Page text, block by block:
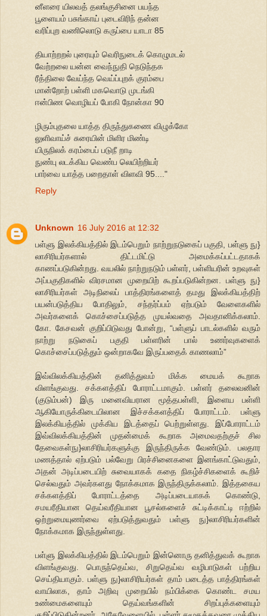
னீளரை யிலவத் தலங்குசினை பயந்த
பூளையம் பசுங்காய் புடைவிரிந் தன்ன
வரிப்புற வணிலொடு கருப்பை யாடா 85
தியாற்றறல் புரையும் வெரிநுடைக் கொழுமடல்
வேற்றலை யன்ன வைந்நுதி நெடுந்தக
ரீத்திலை வேய்ந்த வெய்ப்புறக் குரம்பை
மான்றோற் பள்ளி மகவொடு முடங்கி
ஈன்பிண வொழியப் போகி நோன்கா 90
ழிரும்புதலை யாத்த திருந்துகணை விழுக்கோ
லுளிவாய்ச் சுரையின் மிளிர மிண்டி
யிருநிலக் கரம்பைப் படுநீ றாடி
நுண்பு லடக்கிய வெண்ப லெயிற்றியர்
பார்வை யாத்த பறைதாள் விளவி 95...."
Reply
Unknown 16 July 2016 at 12:32
பள்ளு இலக்கியத்தில் இடம்பெறும் நாற்றுநடுகைப் பகுதி, பள்ளு நு}
லாசிரியர்களால் திட்டமிட்டு அமைக்கப்பட்டதாகக்
காணப்படுகின்றது. வயலில் நாற்றுநடும் பள்ளர், பள்ளியரின் உறவுகள்
அப்பகுதிகளில் விரசமான முறையிற் கூறப்படுகின்றன. பள்ளு நு}
லாசிரியர்கள் அடிநிலைப் பாத்திரங்களைத் தமது இலக்கியத்திற்
பயன்படுத்திய போதிலும், சந்தர்ப்பம் ஏற்படும் வேளைகளில்
அவர்களைக் கொச்சைப்படுத்த முயல்வதை அவதானிக்கலாம்.
கோ. கேசவன் குறிப்பிடுவது போன்று, “பள்ளுப் பாடல்களில் வரும்
நாற்று நடுகைப் பகுதி பள்ளரின் பால் உணர்வுகளைக்
கொச்சைப்படுத்தும் ஒன்றாகவே இருப்பதைக் காணலாம்”
இவ்விலக்கியத்தின் தனித்துவம் மிக்க மையக் கூறாக
விளங்குவது. சக்களத்திப் போராட்டமாகும். பள்ளர் தலைவனின்
(குடும்பன்) இரு மனைவியரான மூத்தபள்ளி, இளைய பள்ளி
ஆகியோருக்கிடையிலான இச்சக்களத்திப் போராட்டம். பள்ளு
இலக்கியத்தில் முக்கிய இடத்தைப் பெற்றுள்ளது. இப்போராட்டம்
இவ்விலக்கியத்தின் முதன்மைக் கூறாக அமைவதற்குச் சில
தேவைகள்நு}லாசிரியர்களுக்கு இருந்திருக்க வேண்டும். பலதார
மணத்தால் ஏற்படும் பல்வேறு பிரச்சினைகளை இனங்காட்டுவதும்,
அதன் அடிப்படையிற் சுவையாகக் கதை நிகழ்ச்சிகளைக் கூறிச்
செல்வதும் அவர்களது நோக்கமாக இருந்திருக்கலாம். இத்தகைய
சக்களத்திப் போராட்டத்தை அடிப்படையாகக் கொண்டு,
சமயரீதியான தெய்வரீதியான பூசல்களைச் சுட்டிக்காட்டி ஈற்றில்
ஒற்றுமையுணர்வை ஏற்படுத்துவதும் பள்ளு நு}லாசிரியர்களின்
நோக்கமாக இருந்துள்ளது.
பள்ளு இலக்கியத்தில் இடம்பெறும் இன்னொரு தனித்துவக் கூறாக
விளங்குவது. பொருந்தெய்வ, சிறுதெய்வ வழிபாடுகள் பற்றிய
செய்தியாகும். பள்ளு நு}லாசிரியர்கள் தாம் படைத்த பாத்திரங்கள்
வாயிலாக, தாம் அறிவு முறையில் நம்பிக்கை கொண்ட சமய
உண்மைகளையும் தெய்வங்களின் சிறப்புக்களையும்